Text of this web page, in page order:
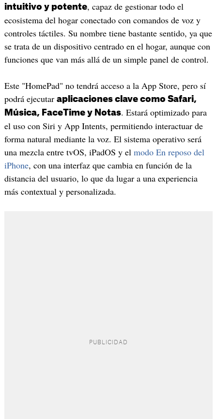
intuitivo y potente, capaz de gestionar todo el
ecosistema del hogar conectado con comandos de voz y
controles táctiles. Su nombre tiene bastante sentido, ya que
se trata de un dispositivo centrado en el hogar, aunque con
funciones que van más allá de un simple panel de control.
Este "HomePad" no tendrá acceso a la App Store, pero sí
podrá ejecutar aplicaciones clave como Safari,
Música, FaceTime y Notas. Estará optimizado para
el uso con Siri y App Intents, permitiendo interactuar de
forma natural mediante la voz. El sistema operativo será
una mezcla entre tvOS, iPadOS y el modo En reposo del
iPhone, con una interfaz que cambia en función de la
distancia del usuario, lo que da lugar a una experiencia
más contextual y personalizada.